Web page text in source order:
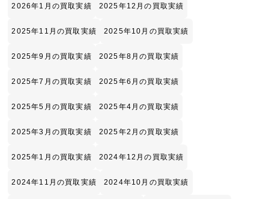
2026年1月の買取実績 2025年12月の買取実績
2025年11月の買取実績 2025年10月の買取実績
2025年9月の買取実績 2025年8月の買取実績
2025年7月の買取実績 2025年6月の買取実績
2025年5月の買取実績 2025年4月の買取実績
2025年3月の買取実績 2025年2月の買取実績
2025年1月の買取実績 2024年12月の買取実績
2024年11月の買取実績 2024年10月の買取実績